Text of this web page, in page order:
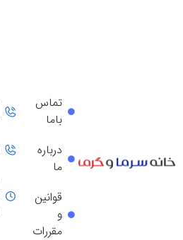
تماس
باما
درباره
ما
قوانین
و
مقررات